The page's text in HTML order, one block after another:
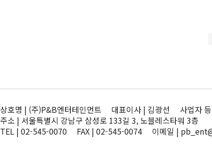
상호명 | (주)P&B엔터테인먼트 대표이사 | 김광선 사업자
주소 | 서울특별시 강남구 삼성로 133길 3, 노블레스타워 3층
TEL | 02-545-0070 FAX | 02-545-0074 이메일 |